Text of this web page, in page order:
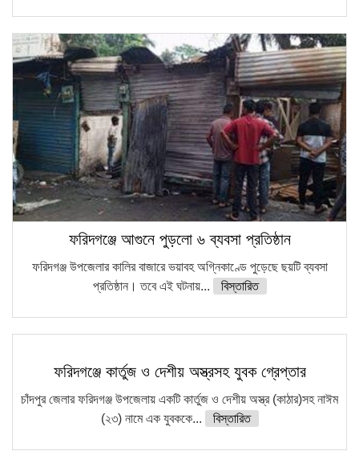
ফরিদগঞ্জে আগুনে পুড়লো ৬ ব্যবসা প্রতিষ্ঠান
ফরিদগঞ্জ উপজেলার কালির বাজারে ভয়াবহ অগ্নিকাণ্ডে পুড়েছে ছয়টি ব্যবসা
প্রতিষ্ঠান। তবে এই ঘটনায়...
বিস্তারিত
ফরিদগঞ্জে কার্তুজ ও দেশীয় অস্ত্রসহ যুবক গ্রেপ্তার
চাঁদপুর জেলার ফরিদগঞ্জ উপজেলায় একটি কার্তুজ ও দেশীয় অস্ত্র (কাঠার)সহ নাঈম
(২৩) নামে এক যুবককে...
বিস্তারিত